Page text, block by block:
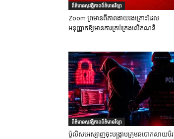
ព័ត៌មានសុវត្ថិភាពព័ត៌មានវិទ្យា
Zoom ព្រមានពីភាពងាយរងគ្រោះដែល
អនុញ្ញាតឱ្យមានការគ្រប់គ្រងលើគណនី
ព័ត៌មានសុវត្ថិភាពព័ត៌មានវិទ្យា
ប៉ូលិសអេស្បាញចុះបង្រ្កាបក្រុមឆបោកសាយប័រ